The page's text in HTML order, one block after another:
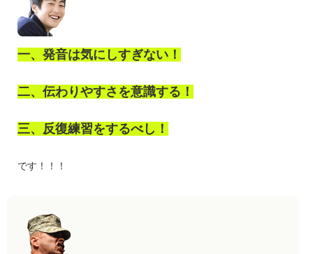
一、発音は気にしすぎない！
二、伝わりやすさを意識する！
三、反復練習をするべし！
です！！！